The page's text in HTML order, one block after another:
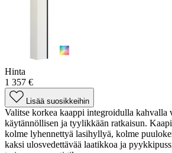
Hinta
1 357 €
Lisää suosikkeihin
Valitse korkea kaappi integroidulla kahvalla
käytännöllisen ja tyylikkään ratkaisun.
kolme lyhennettyä lasihyllyä, kolme
kaksi ulosvedettävää laatikkoa ja